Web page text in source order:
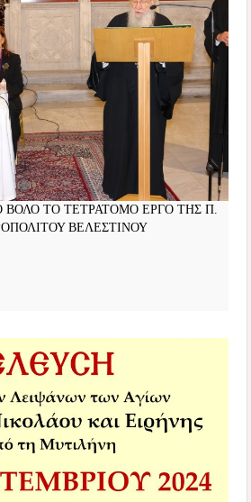
ΒΟΛΟ ΤΟ ΤΕΤΡΑΤΟΜΟ ΕΡΓΟ ΤΗΣ Π.
ΒΕΛΕΣΤΙΝΟΥ